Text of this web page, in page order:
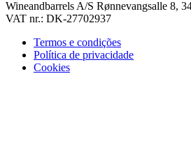
Wineandbarrels A/S Rønnevangsalle 8,
VAT nr.: DK-27702937
Termos e condições
Política de privacidade
Cookies